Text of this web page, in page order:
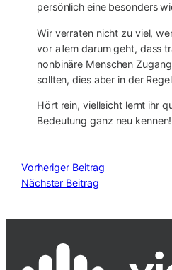
persönlich eine besonders
Wir verraten nicht zu viel,
vor allem darum geht, dass
nonbinäre Menschen
sollten, dies aber in der
Hört rein, vielleicht lernt ihr
Bedeutung ganz neu kennen!
Vorheriger Beitrag
Nächster Beitrag